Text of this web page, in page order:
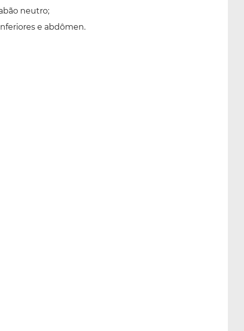
neutro;
e abdômen.